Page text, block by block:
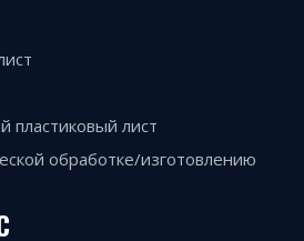
пластиковый лист
обработке/изготовлению